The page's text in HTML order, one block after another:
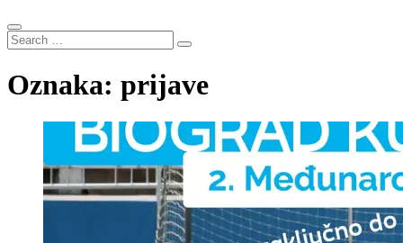
Search
…
Oznaka: prijave